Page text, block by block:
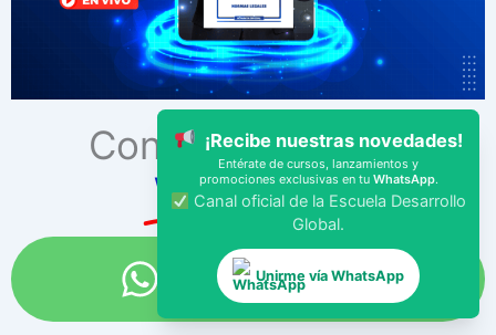
Conversemos por
WhatsApp
949 329 563
¡Recibe nuestras novedades!
Entérate de cursos, lanzamientos y
promociones exclusivas en tu WhatsApp.
Canal oficial de la Escuela Desarrollo
Global.
Unirme vía WhatsApp